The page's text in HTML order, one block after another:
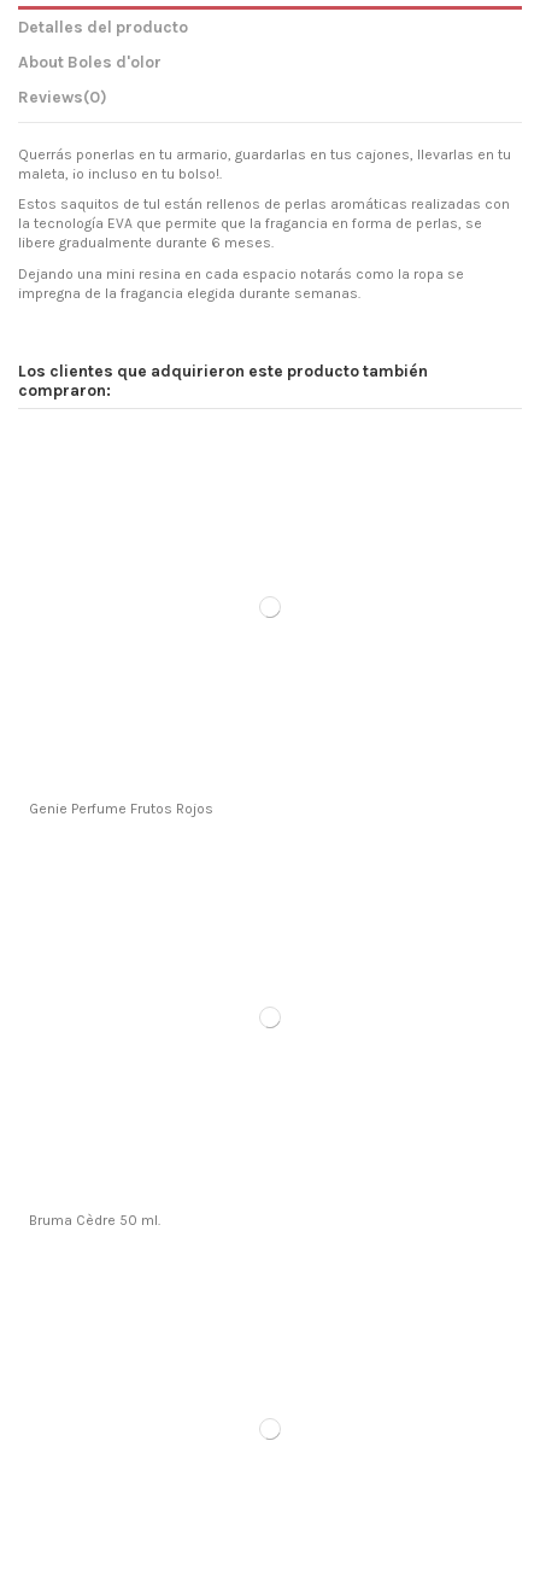
Detalles del producto
About Boles d'olor
Reviews(0)
Querrás ponerlas en tu armario, guardarlas en tus cajones, llevarlas en tu
maleta, ¡o incluso en tu bolso!.
Estos saquitos de tul están rellenos de perlas aromáticas realizadas con
la tecnología EVA que permite que la fragancia en forma de perlas, se
libere gradualmente durante 6 meses.
Dejando una mini resina en cada espacio notarás como la ropa se
impregna de la fragancia elegida durante semanas.
Los clientes que adquirieron este producto también
compraron:
Genie Perfume Frutos Rojos
Bruma Cèdre 50 ml.